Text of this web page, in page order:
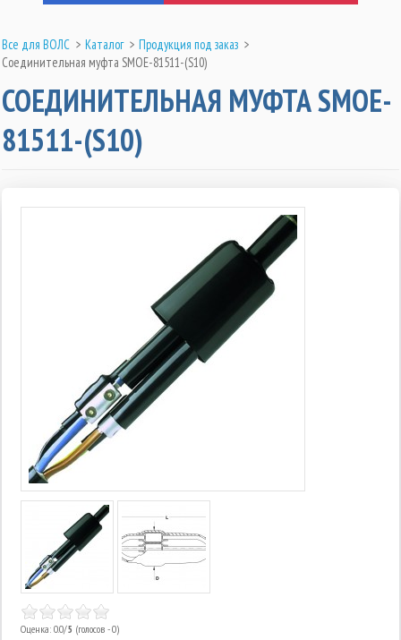
Все для ВОЛС > Каталог > Продукция под заказ >
Соединительная муфта SMOE-81511-(S10)
СОЕДИНИТЕЛЬНАЯ МУФТА SMOE-
81511-(S10)
Оценка: 0.0/5 (голосов - 0)